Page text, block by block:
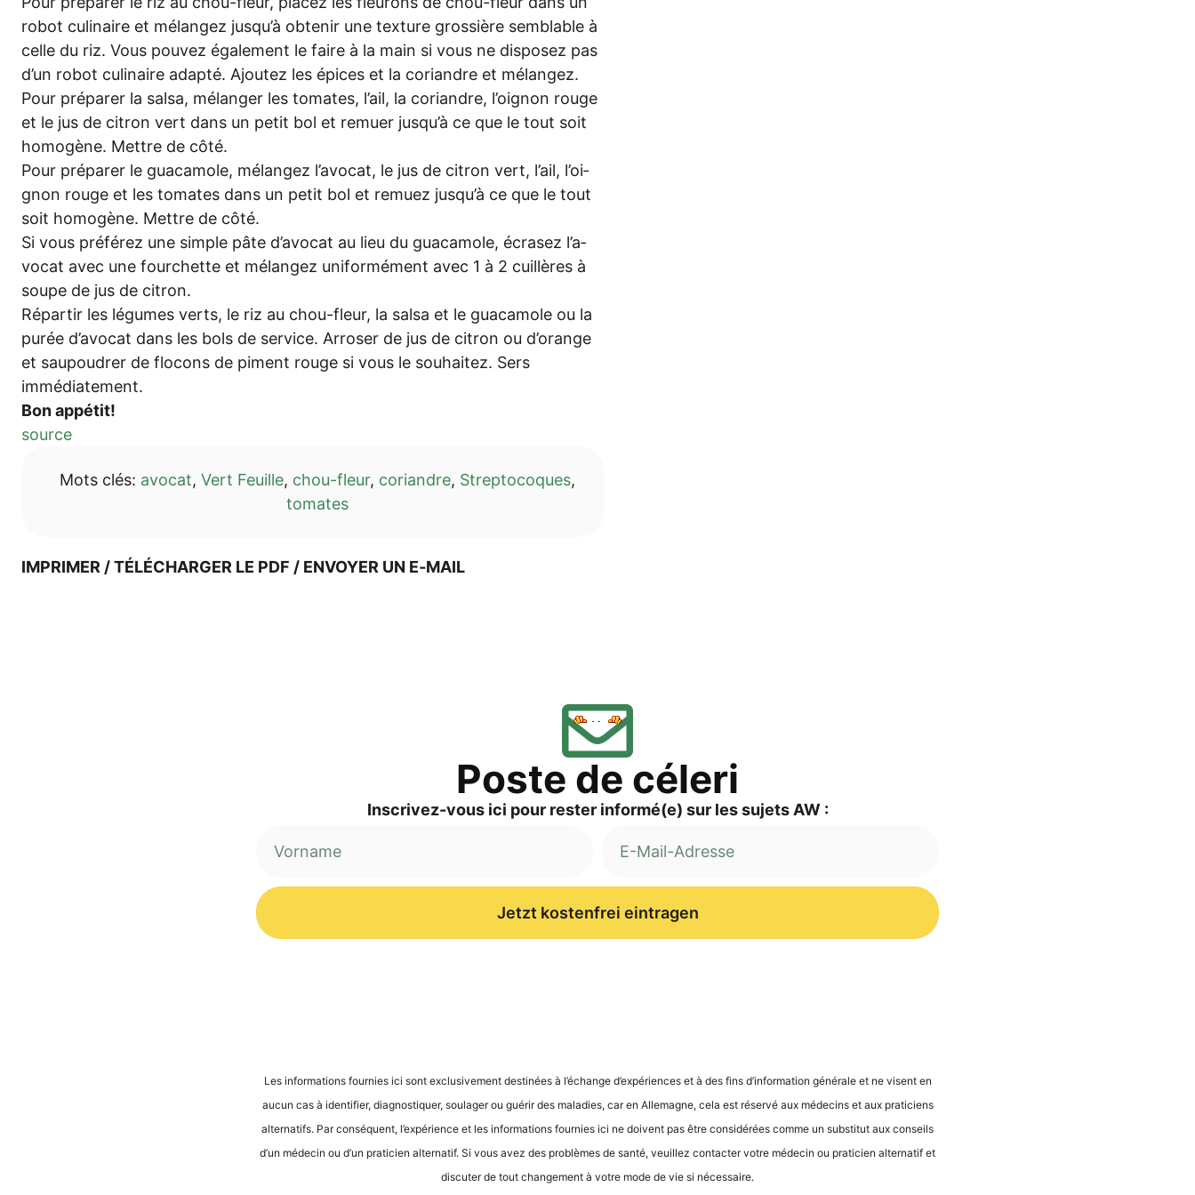
robot culin­aire et mélan­gez jus­qu’à obte­nir une tex­tu­re gros­siè­re sem­bla­ble à
cel­le du riz. Vous pou­vez éga­le­ment le fai­re à la main si vous ne dis­po­sez pas
d’un robot culin­aire adap­té. Ajou­tez les épi­ces et la cori­and­re et mélangez.
Pour prépa­rer la sal­sa, mélan­ger les toma­tes, l’ail, la cori­and­re, l’oi­gnon rouge
et le jus de citron vert dans un petit bol et remuer jus­qu’à ce que le tout soit
homo­gè­ne. Mett­re de côté.
Pour prépa­rer le guaca­mo­le, mélan­gez l’a­vo­cat, le jus de citron vert, l’ail, l’oi­
gnon rouge et les toma­tes dans un petit bol et remu­ez jus­qu’à ce que le tout
soit homo­gè­ne. Mett­re de côté.
Si vous pré­fé­rez une simp­le pâte d’a­vo­cat au lieu du guaca­mo­le, écra­sez l’a­
vo­cat avec une fourchet­te et mélan­gez uni­for­mé­ment avec 1 à 2 cuil­lè­res à
sou­pe de jus de citron.
Répar­tir les légu­mes verts, le riz au chou-fleur, la sal­sa et le guaca­mo­le ou la
purée d’a­vo­cat dans les bols de ser­vice. Arro­ser de jus de citron ou d’oran­ge
et sau­poud­rer de flo­cons de piment rouge si vous le sou­hai­tez. Sers
immédiatement.
Bon appé­tit!
source
Mots clés: avo­cat, Vert Feuille, chou-fleur, cori­and­re, Strep­to­co­ques,
toma­tes
IMPRI­MER / TÉLÉ­CHAR­GER LE PDF / ENVOY­ER UN E‑MAIL
Pos­te de céleri
Inscri­vez-vous ici pour res­ter informé(e) sur les sujets AW :
Jetzt kostenfrei eintragen
Les infor­ma­ti­ons four­nies ici sont exclu­si­ve­ment desti­nées à l’é­ch­an­ge d’expé­ri­en­ces et à des fins d’in­for­ma­ti­on géné­ra­le et ne visent en
aucun cas à iden­ti­fier, dia­gnos­ti­quer, sou­la­ger ou guérir des mala­dies, car en Alle­ma­gne, cela est réser­vé aux méde­cins et aux pra­ti­ci­ens
alter­na­tifs. Par con­sé­quent, l’expérience et les infor­ma­ti­ons four­nies ici ne doi­vent pas être con­sidé­rées com­me un sub­sti­tut aux con­seils
d’un méde­cin ou d’un pra­ti­ci­en alter­na­tif. Si vous avez des pro­blè­mes de san­té, veuil­lez cont­ac­ter vot­re méde­cin ou pra­ti­ci­en alter­na­tif et
dis­cu­ter de tout chan­ge­ment à vot­re mode de vie si nécessaire.